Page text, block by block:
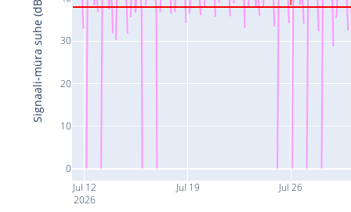
Jul 12
2026
Jul 19 Jul 26
0
10
20
30
Signaali-müra suhe (dB)